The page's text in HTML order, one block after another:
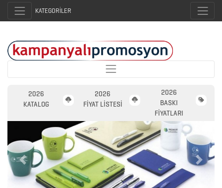
KATEGORİLER
2026
KATALOG
2026
FİYAT LİSTESİ
2026
BASKI
FİYATLARI
Previous Next